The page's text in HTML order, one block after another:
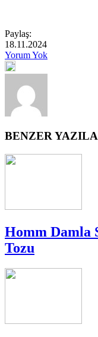
Paylaş:
18.11.2024
Yorum Yok
BENZER
Homm Damla
Tozu